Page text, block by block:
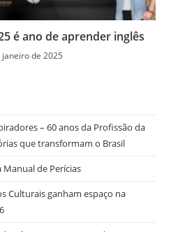
é ano de aprender inglês
janeiro de 2025
– 60 anos da Profissão da
que transformam o Brasil
Manual de Perícias
Culturais ganham espaço na